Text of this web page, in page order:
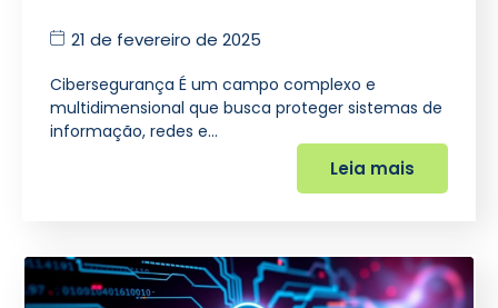
21 de fevereiro de 2025
Cibersegurança É um campo complexo e
multidimensional que busca proteger sistemas de
informação, redes e…
Leia mais